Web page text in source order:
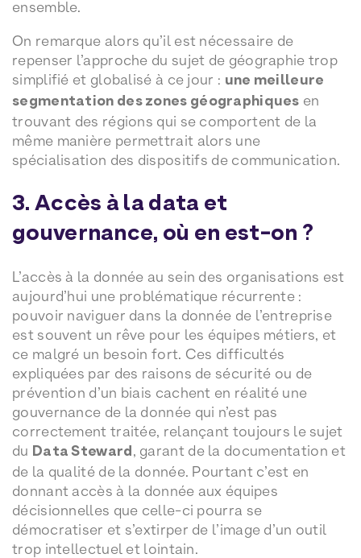
ensemble.
On remarque alors qu’il est nécessaire de
repenser l’approche du sujet de géographie trop
simplifié et globalisé à ce jour : une meilleure
segmentation des zones géographiques en
trouvant des régions qui se comportent de la
même manière permettrait alors une
spécialisation des dispositifs de communication.
3. Accès à la data et
gouvernance, où en est-on ?
L’accès à la donnée au sein des organisations est
aujourd’hui une problématique récurrente :
pouvoir naviguer dans la donnée de l’entreprise
est souvent un rêve pour les équipes métiers, et
ce malgré un besoin fort. Ces difficultés
expliquées par des raisons de sécurité ou de
prévention d’un biais cachent en réalité une
gouvernance de la donnée qui n’est pas
correctement traitée, relançant toujours le sujet
du Data Steward, garant de la documentation et
de la qualité de la donnée. Pourtant c’est en
donnant accès à la donnée aux équipes
décisionnelles que celle-ci pourra se
démocratiser et s’extirper de l’image d’un outil
trop intellectuel et lointain.